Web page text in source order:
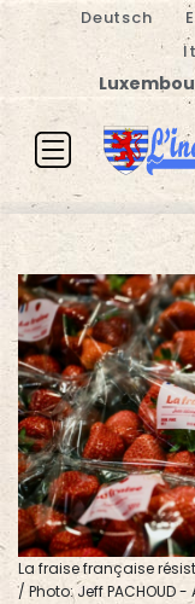
Deutsch
La fraise française
/ Photo: Jeff PACHOUD -